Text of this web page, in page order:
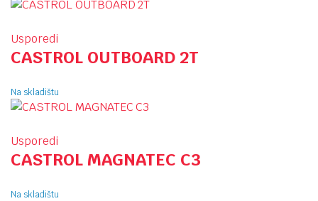
Usporedi
CASTROL OUTBOARD 2T
Na skladištu
Usporedi
CASTROL MAGNATEC C3
Na skladištu